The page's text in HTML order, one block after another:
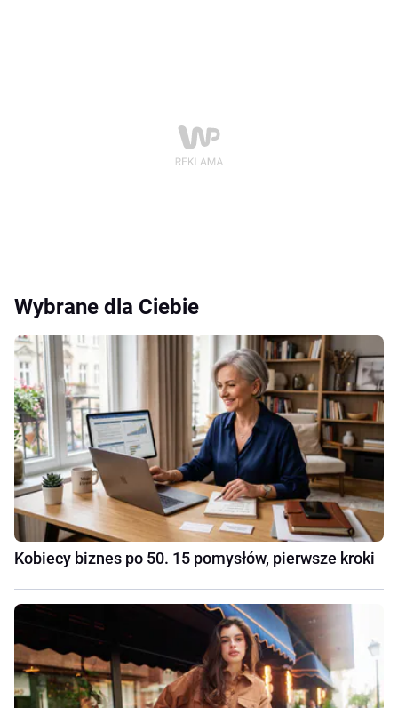
Wybrane dla Ciebie
Kobiecy biznes po 50. 15 pomysłów, pierwsze kroki